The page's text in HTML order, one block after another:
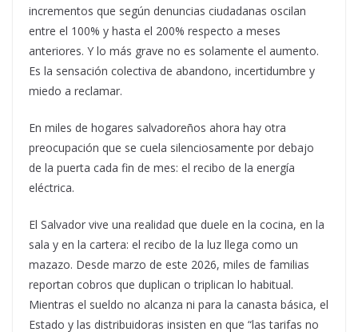
incrementos que según denuncias ciudadanas oscilan
entre el 100% y hasta el 200% respecto a meses
anteriores. Y lo más grave no es solamente el aumento.
Es la sensación colectiva de abandono, incertidumbre y
miedo a reclamar.
En miles de hogares salvadoreños ahora hay otra
preocupación que se cuela silenciosamente por debajo
de la puerta cada fin de mes: el recibo de la energía
eléctrica.
El Salvador vive una realidad que duele en la cocina, en la
sala y en la cartera: el recibo de la luz llega como un
mazazo. Desde marzo de este 2026, miles de familias
reportan cobros que duplican o triplican lo habitual.
Mientras el sueldo no alcanza ni para la canasta básica, el
Estado y las distribuidoras insisten en que “las tarifas no